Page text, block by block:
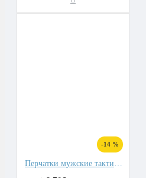
-14 %
Перчатки мужские тактические